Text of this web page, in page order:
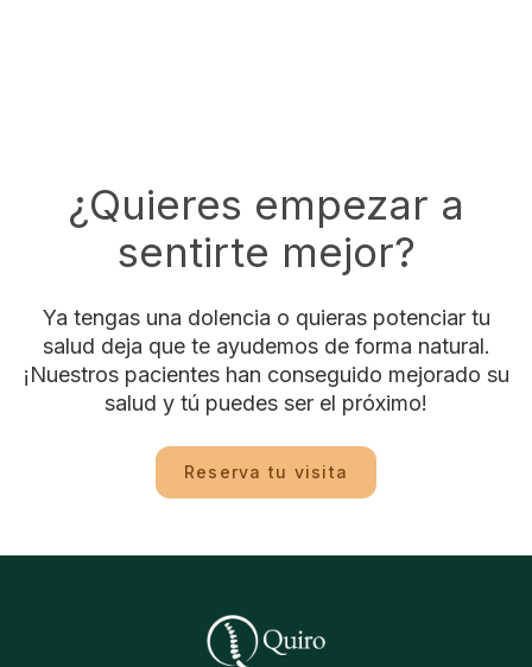
¿Quieres empezar a
sentirte mejor?
Ya tengas una dolencia o quieras potenciar tu
salud deja que te ayudemos de forma natural.
¡Nuestros pacientes han conseguido mejorado su
salud y tú puedes ser el próximo!
Reserva tu visita